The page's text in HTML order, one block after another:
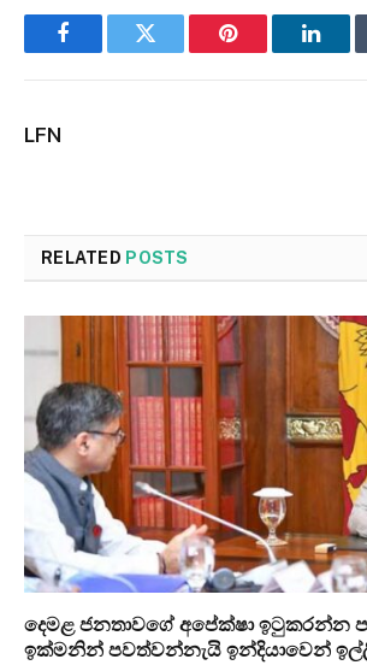
FacebookTwitter Pinterest
LFN
RELATED POSTS
දෙමළ ජනතාවගේ අපේක්ෂා ඉටුකරන්න
ඉක්මනින් පවත්වන්නැයි ඉන්දියාවෙන්